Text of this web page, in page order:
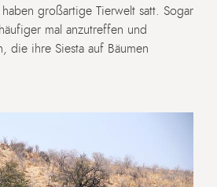
haben großartige Tierwelt satt. Sogar
mal anzutreffen und
die ihre Siesta auf Bäumen